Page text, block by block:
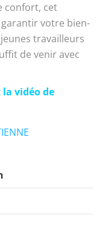
confort, cet
votre bien-
travailleurs
de venir avec
vidéo de